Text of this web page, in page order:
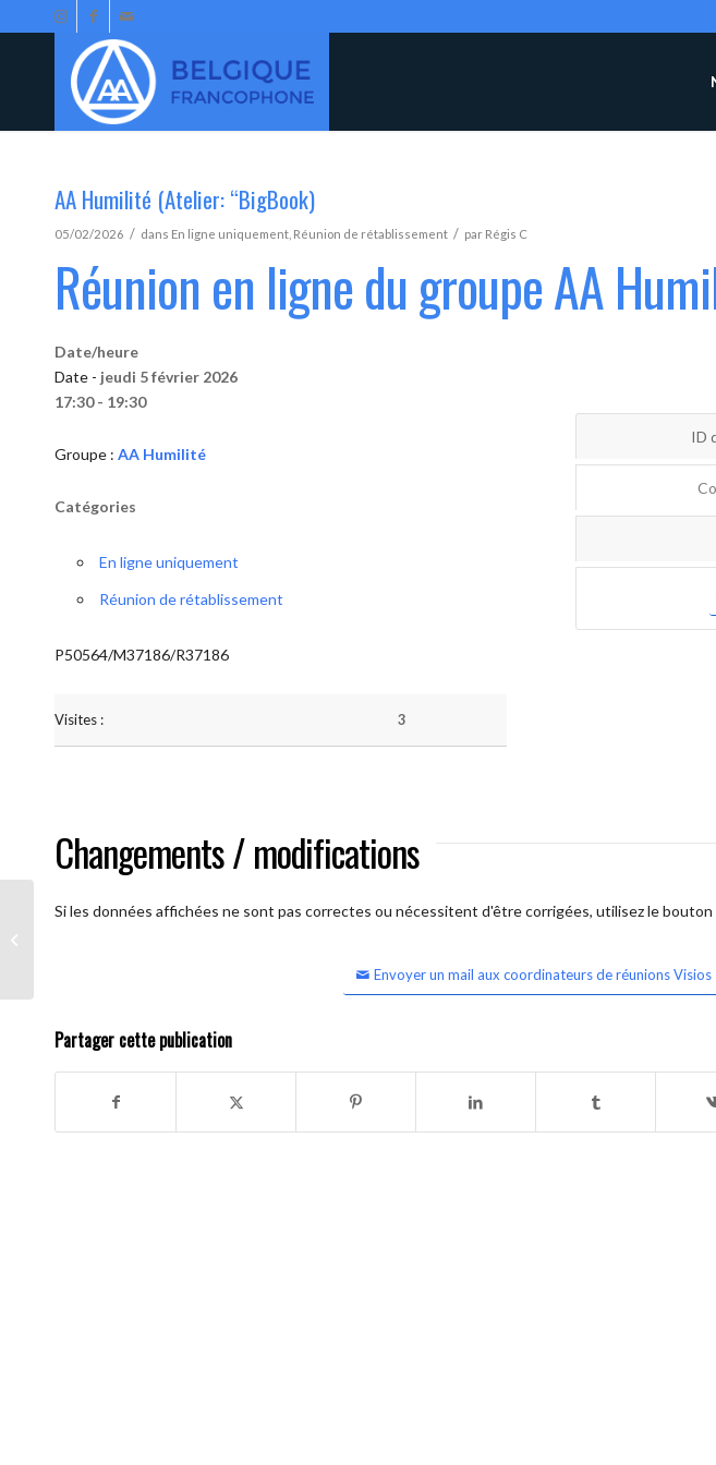
AA Humilité (Atelier: “BigBook)
05/02/2026 / dans En ligne uniquement Réunion de rétablissement / par Régis C
Réunion en ligne du groupe AA
Date/heure
Date - jeudi 5 février 2026
17:30 - 19:30
Groupe : AA Humilité
Catégories
En ligne uniquement
Réunion de rétablissement
P50564/M37186/R37186
Visites : 3
ID
Changements / modifications
Si les données affichées ne sont pas correctes ou nécessitent d'être corrigées, utilisez le bouton
Envoyer un mail aux coordinateurs de réunions Visios
Partager cette publication